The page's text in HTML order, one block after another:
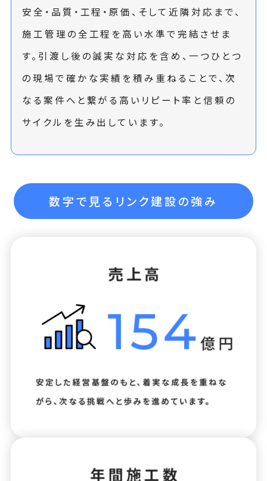
安全・品質・工程・原価、そして近隣対応まで、
施工管理の全工程を高い水準で完結させま
す。引渡し後の誠実な対応を含め、一つひとつ
の現場で確かな実績を積み重ねることで、次
なる案件へと繋がる高いリピート率と信頼の
サイクルを生み出しています。
数字で見るリンク建設の強み